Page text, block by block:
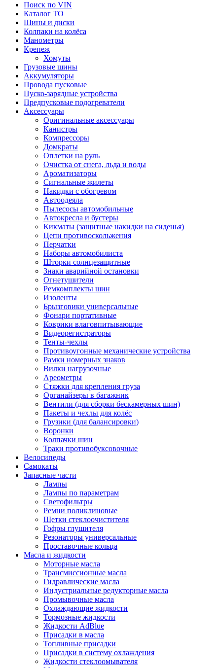
Поиск по VIN
Каталог ТО
Шины и диски
Колпаки на колёса
Манометры
Крепеж
Хомуты
Грузовые шины
Аккумуляторы
Провода пусковые
Пуско-зарядные устройства
Предпусковые подогреватели
Аксессуары
Оригинальные аксессуары
Канистры
Компрессоры
Домкраты
Оплетки на руль
Очистка от снега, льда и воды
Ароматизаторы
Сигнальные жилеты
Накидки с обогревом
Автоодеяла
Пылесосы автомобильные
Автокресла и бустеры
Кикматы (защитные накидки на сиденья)
Цепи противоскольжения
Перчатки
Наборы автомобилиста
Шторки солнцезащитные
Знаки аварийной остановки
Огнетушители
Ремкомплекты шин
Изоленты
Брызговики универсальные
Фонари портативные
Коврики влаговпитывающие
Видеорегистраторы
Тенты-чехлы
Противоугонные механические устройства
Рамки номерных знаков
Вилки нагрузочные
Ареометры
Стяжки для крепления груза
Органайзеры в багажник
Вентили (для сборки бескамерных шин)
Пакеты и чехлы для колёс
Грузики (для балансировки)
Воронки
Колпачки шин
Траки противобуксовочные
Велосипеды
Самокаты
Запасные части
Лампы
Лампы по параметрам
Светофильтры
Ремни поликлиновые
Щетки стеклоочистителя
Гофры глушителя
Резонаторы универсальные
Проставочные кольца
Масла и жидкости
Моторные масла
Трансмиссионные масла
Гидравлические масла
Индустриальные редукторные масла
Промывочные масла
Охлаждающие жидкости
Тормозные жидкости
Жидкости AdBlue
Присадки в масла
Топливные присадки
Присадки в систему охлаждения
Жидкости стеклоомывателя